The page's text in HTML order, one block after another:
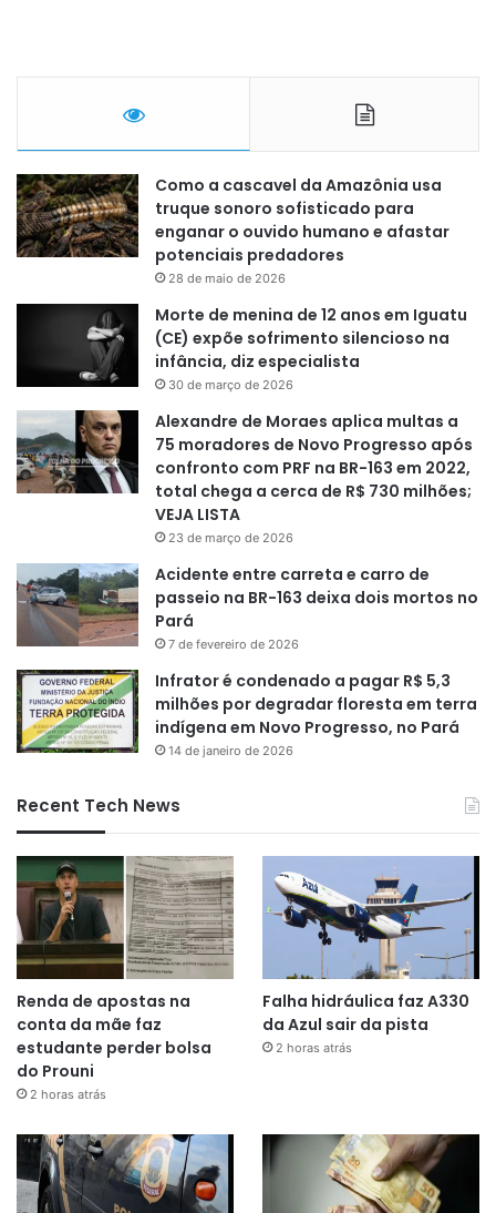
Como a cascavel da Amazônia usa
truque sonoro sofisticado para
enganar o ouvido humano e afastar
potenciais predadores
28 de maio de 2026
Morte de menina de 12 anos em Iguatu
(CE) expõe sofrimento silencioso na
infância, diz especialista
30 de março de 2026
Alexandre de Moraes aplica multas a
75 moradores de Novo Progresso após
confronto com PRF na BR-163 em 2022,
total chega a cerca de R$ 730 milhões;
VEJA LISTA
23 de março de 2026
Acidente entre carreta e carro de
passeio na BR-163 deixa dois mortos no
Pará
7 de fevereiro de 2026
Infrator é condenado a pagar R$ 5,3
milhões por degradar floresta em terra
indígena em Novo Progresso, no Pará
14 de janeiro de 2026
Recent Tech News
Renda de apostas na
conta da mãe faz
estudante perder bolsa
do Prouni
2 horas atrás
Falha hidráulica faz A330
da Azul sair da pista
2 horas atrás